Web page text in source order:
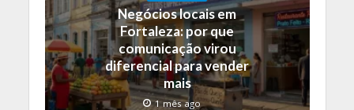
Negócios locais em
Fortaleza: por que
comunicação virou
diferencial para vender
mais
1 mês ago